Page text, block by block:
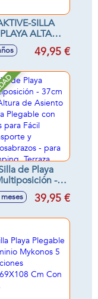
SILLA
PLAYA ALTA
49,95 €
de Playa
-
de Altura de
- Silla
-
Camping,
Jardín
- Textileno
(Rayas
39,95 €